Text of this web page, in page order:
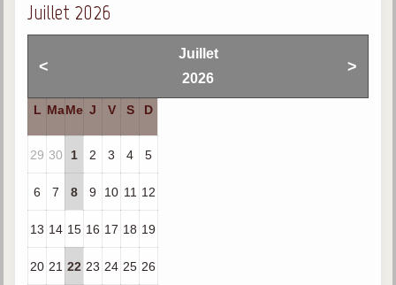
1910-2002
1927-2025
Bibliothèque
Ouvrages
Bibliothèque spirite
Documents
Bulletins "Le Spiritisme"
Juillet 2026
<
Juillet
2026
>
L MaMe J V S D
29 30 1 2 3 4 5
6 7 8 9 10 11 12
13 14 15 16 17 18 19
20 21 22 23 24 25 26